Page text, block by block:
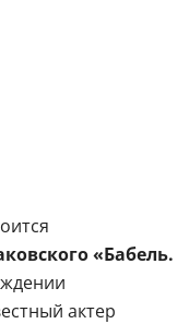
«Бабель.
актер